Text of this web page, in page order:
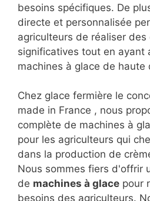
besoins spécifiques. De
directe et personnalisée
agriculteurs de réaliser des
significatives tout en ayant
machines à glace de haute
Chez glace fermière le
made in France , nous
complète de machines à
pour les agriculteurs qui
dans la production de
Nous sommes fiers d'offrir
de machines à glace pour
besoins des agriculteurs.